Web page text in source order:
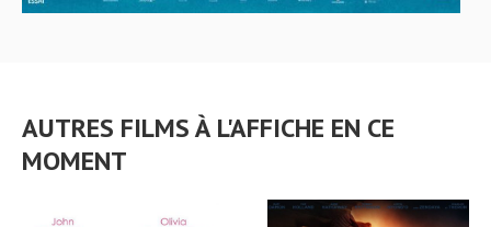
AUTRES FILMS À L'AFFICHE EN CE
MOMENT